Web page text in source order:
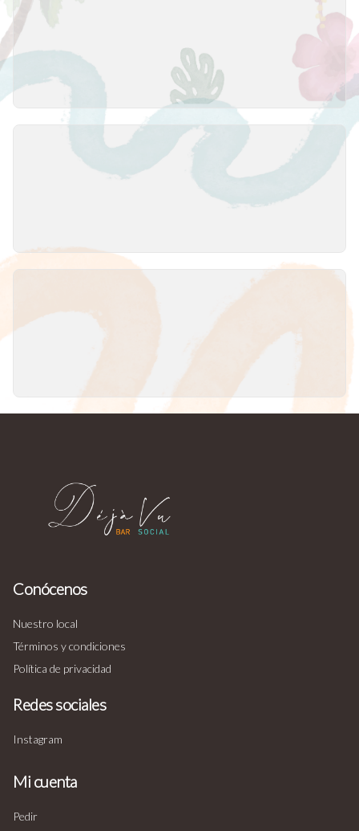
Conócenos
Nuestro local
Términos y condiciones
Política de privacidad
Redes sociales
Instagram
Mi cuenta
Pedir